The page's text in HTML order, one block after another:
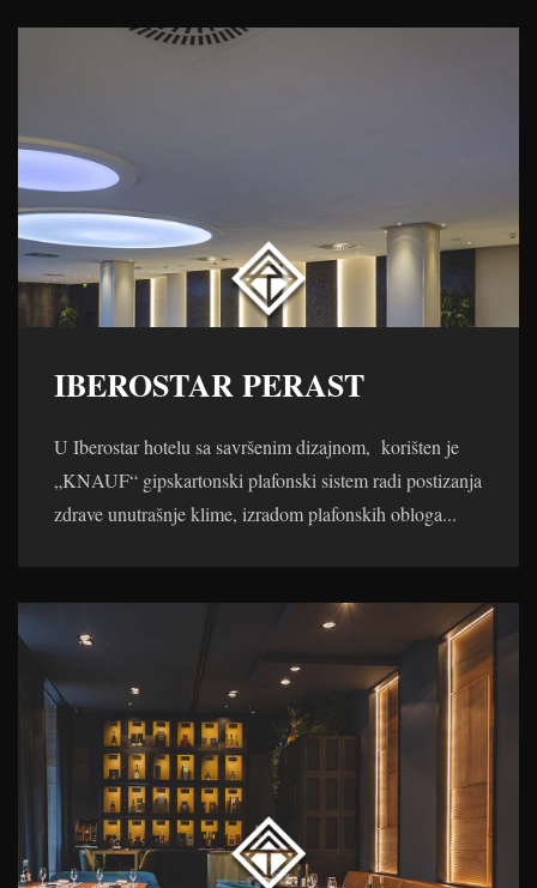
IBEROSTAR PERAST
U Iberostar hotelu sa savršenim dizajnom, korišten je
„KNAUF“ gipskartonski plafonski sistem radi postizanja
zdrave unutrašnje klime, izradom plafonskih obloga...